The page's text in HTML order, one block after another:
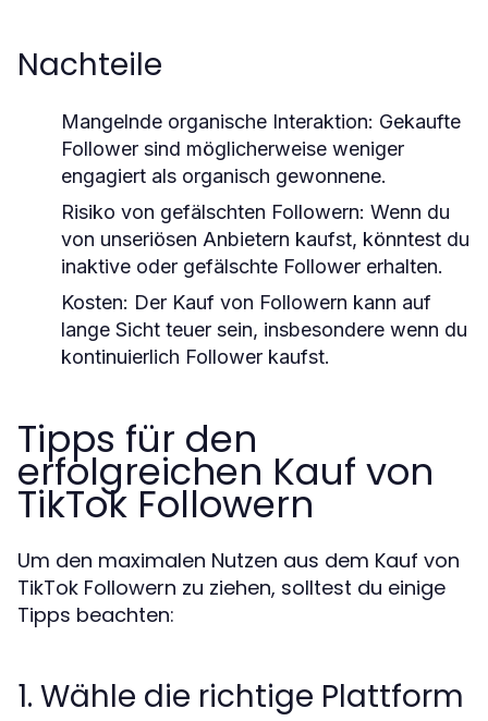
Nachteile
Mangelnde organische Interaktion: Gekaufte
Follower sind möglicherweise weniger
engagiert als organisch gewonnene.
Risiko von gefälschten Followern: Wenn du
von unseriösen Anbietern kaufst, könntest du
inaktive oder gefälschte Follower erhalten.
Kosten: Der Kauf von Followern kann auf
lange Sicht teuer sein, insbesondere wenn du
kontinuierlich Follower kaufst.
Tipps für den
erfolgreichen Kauf von
TikTok Followern
Um den maximalen Nutzen aus dem Kauf von
TikTok Followern zu ziehen, solltest du einige
Tipps beachten:
1. Wähle die richtige Plattform